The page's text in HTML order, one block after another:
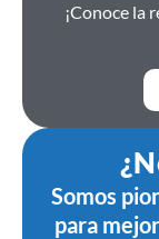
¡Conoce la
Somos
para